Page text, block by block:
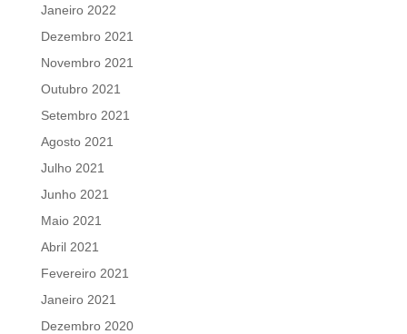
Janeiro 2022
Dezembro 2021
Novembro 2021
Outubro 2021
Setembro 2021
Agosto 2021
Julho 2021
Junho 2021
Maio 2021
Abril 2021
Fevereiro 2021
Janeiro 2021
Dezembro 2020